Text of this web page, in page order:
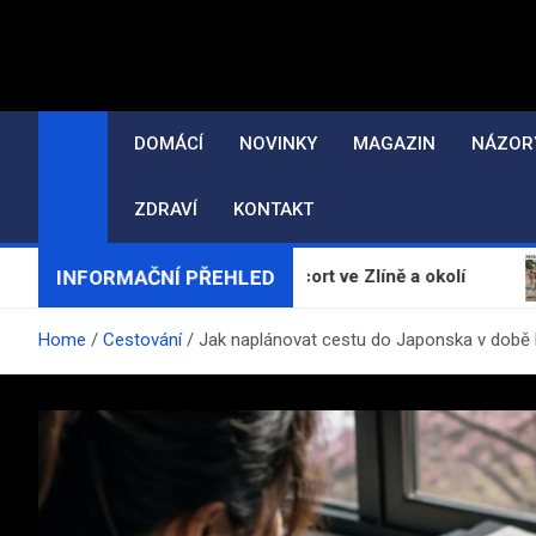
DOMÁCÍ
NOVINKY MAGAZIN
ZDRAVÍ KONTAKT
INFORMAČNÍ PŘEHLED
erotické masáže a escort ve Zlíně a okolí Želvy
Home Cestování Jak naplánovat cestu do Japonska v